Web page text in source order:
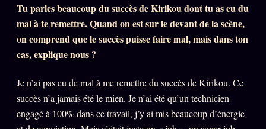
BRAINS MODELS2017
GENERIC ARCHITECTS
Archives SMK
Gossip Manifeste
Gossip Pacte
Tu parles beaucoup du succès de Kirikou dont tu as eu du
mal à te remettre. Quand on est sur le devant de la scène,
on comprend que le succès puisse faire mal, mais dans ton
cas, explique nous ?
Je n’ai pas eu de mal à me remettre du succès de Kirikou. Ce
succès n’a jamais été le mien. Je n’ai été qu’un technicien
engagé à 100% dans ce travail, j’y ai mis beaucoup d’énergie